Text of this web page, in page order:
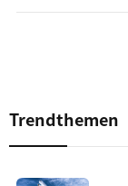
Trendthemen